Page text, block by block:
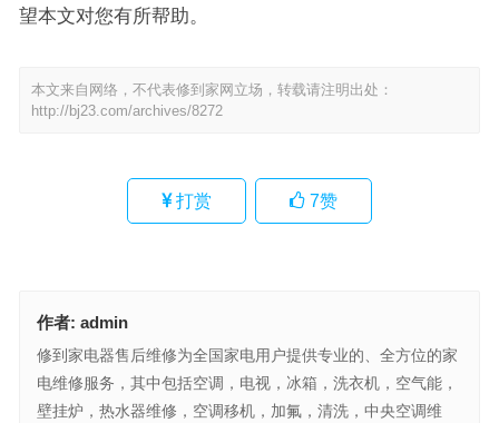
望本文对您有所帮助。
本文来自网络，不代表修到家网立场，转载请注明出处：
http://bj23.com/archives/8272
打赏 7赞
作者: admin
修到家电器售后维修为全国家电用户提供专业的、全方位的家
电维修服务，其中包括空调，电视，冰箱，洗衣机，空气能，
壁挂炉，热水器维修，空调移机，加氟，清洗，中央空调维